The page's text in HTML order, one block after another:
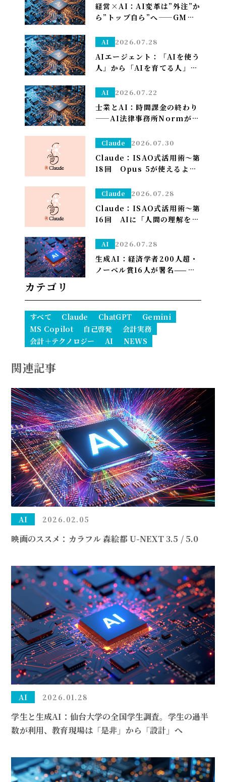
経営×AI：AI変革は”外注”か
ら”トップ自ら”へ——GMO熊
任、社長がコードを書く
AI 2026.07.28
AIエージェント：「AIを使う
人」から「AIを育てる人」へ
管理部はこう備える
AI 2026.07.22
士業とAI：時間課金の終わり
——AI法律事務所Normがユ
ぐ」への転換
Claude 2026.07.30
Claude：ISAO式活用術～第
18回 Opus 5が使えるよう
ので改めて使い分けを考え直
しました——「考える」だけ
Opus、「集める・手を動か
す」はSonnet～
Claude 2026.07.28
Claude：ISAO式活用術～第
16回 AIに「人間の理解を超
AI 2026.07.28
生成AI：経済学者200人超・
ノーベル賞16人が署名——
カテゴリ
すべて Claude ChatGPT
Gemini
MS Copilot
自己啓発
会計実務
会計＋テクノロジー
AI NEWS
関連記事
AI 2026.02.05
映画のススメ：カラフル 森絵都 U-NEXT 3.5 / 5.0
AI 2026.01.28
学生と生成AI：仙台大学の全国学生調査。学生の過半
数が利用、教育現場は「是非」から「設計」へ